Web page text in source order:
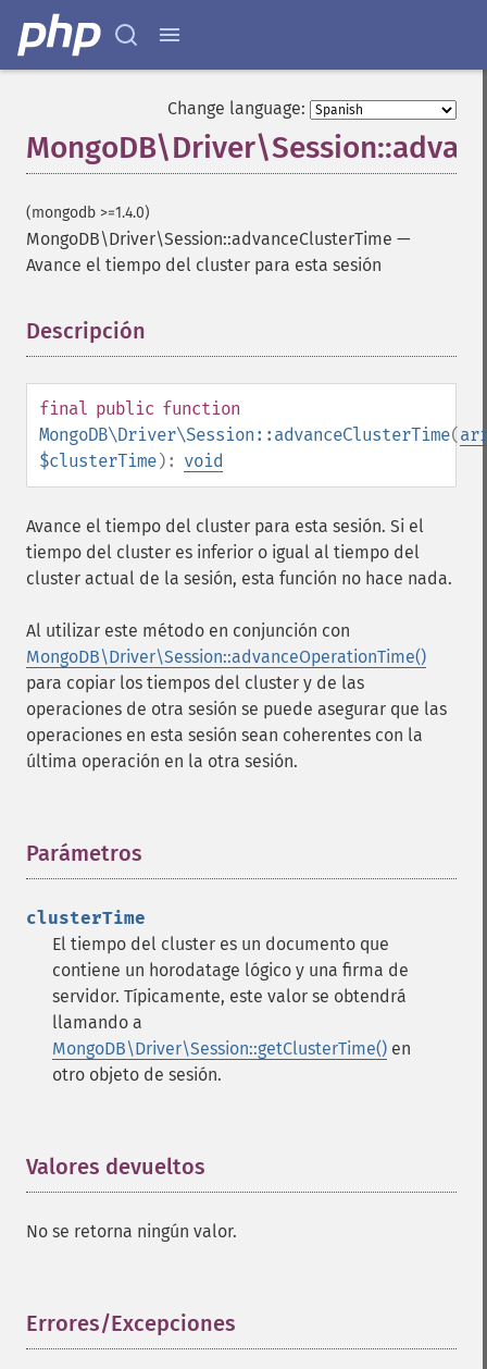
Change language:
(mongodb >=1.4.0)
MongoDB\Driver\Session::advanceClusterTime —
Avance el tiempo del cluster para esta sesión
Descripción
final public function
MongoDB\Driver\Session::advanceClusterTime(
$clusterTime): void
Avance el tiempo del cluster para esta sesión. Si el
tiempo del cluster es inferior o igual al tiempo del
cluster actual de la sesión, esta función no hace nada.
Al utilizar este método en conjunción con
MongoDB\Driver\Session::advanceOperationTime()
para copiar los tiempos del cluster y de las
operaciones de otra sesión se puede asegurar que las
operaciones en esta sesión sean coherentes con la
última operación en la otra sesión.
Parámetros
clusterTime
El tiempo del cluster es un documento que
contiene un horodatage lógico y una firma de
servidor. Típicamente, este valor se obtendrá
llamando a
MongoDB\Driver\Session::getClusterTime() en
otro objeto de sesión.
Valores devueltos
No se retorna ningún valor.
Errores/Excepciones